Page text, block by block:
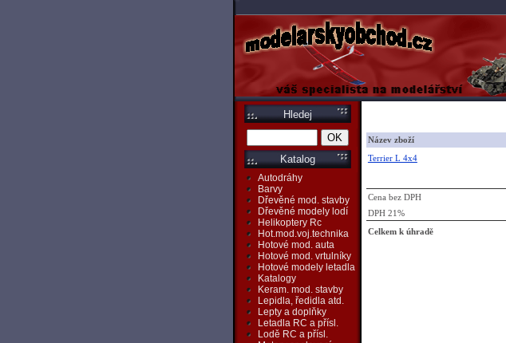
Hledej
Katalog
Autodráhy
Barvy
Dřevěné mod. stavby
Dřevěné modely lodí
Helikoptery Rc
Hot.mod.voj.technika
Hotové mod. auta
Hotové mod. vrtulníky
Hotové modely letadla
Katalogy
Keram. mod. stavby
Lepidla, ředidla atd.
Lepty a doplňky
Letadla RC a přísl.
Lodě RC a přísl.
Název zboží
Terrier L 4x4
Cena bez DPH
DPH 21%
Celkem k úhradě